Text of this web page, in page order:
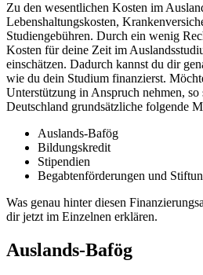
Zu den wesentlichen Kosten im
Lebenshaltungskosten,
Studiengebühren. Durch ein wenig
Kosten für deine Zeit im
einschätzen. Dadurch kannst du dir
wie du dein Studium finanzierst.
Unterstützung in Anspruch nehmen, so
Deutschland grundsätzliche folgende
Auslands-Bafög
Bildungskredit
Stipendien
Begabtenförderungen und
Was genau hinter diesen
dir jetzt im Einzelnen erklären.
Auslands-Bafög